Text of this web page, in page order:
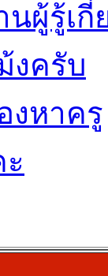
ผู้รู้เกี่
งครับ
งหาครู